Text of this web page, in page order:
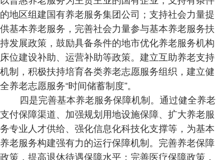
的地区组建国有养老服务集团公司；支持社会力量提
供基本养老服务，完善社会力量参与基本养老服务扶
持发展政策，鼓励具备条件的地市优化养老服务机构
床位建设补助、运营补助等政策。建立互助养老支持
机制，积极扶持培育各类养老志愿服务组织，建立健
全养老志愿服务“时间储蓄制度”。
四是完善基本养老服务保障机制。通过健全养老
支付保障渠道、加强规划用地设施保障、扩大养老服
务专业人才供给、强化信息化科技化支撑等，为基本
养老服务构建强有力的运行保障机制。完善养老保障
政策，提高退休待遇保障水平；完善医疗保障政策，